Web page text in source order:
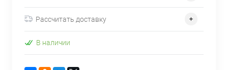
Рассчитать доставку
В наличии